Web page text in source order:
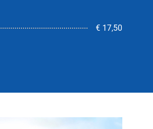
€ 17,50